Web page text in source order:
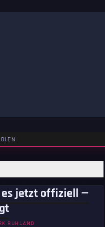
es jetzt offiziell —
RUHLAND